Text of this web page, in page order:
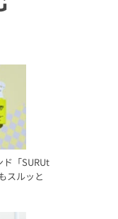
ド「SURUt
スルッと